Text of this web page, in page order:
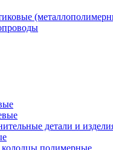
детали и
полимерные